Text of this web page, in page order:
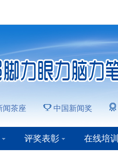
闻茶座 中国新闻奖
评奖表彰 在线培训